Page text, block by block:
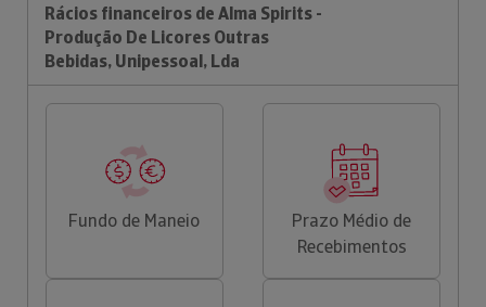
Rácios financeiros de Alma Spirits -
Produção De Licores Outras
Bebidas, Unipessoal, Lda
Fundo de Maneio
Prazo Médio de
Recebimentos